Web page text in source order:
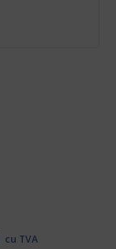
cu TVA